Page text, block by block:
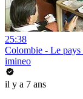
25:38
Colombie - Le pays
imineo
il y a 7 ans